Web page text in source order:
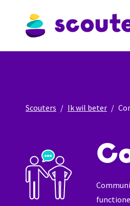
Scouters Ik wil beter